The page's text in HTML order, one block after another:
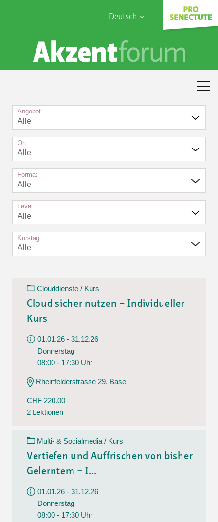
Deutsch
English
Français
Sophia Care
Angebot
Alle
Ort
Alle
Format
Alle
Level
Alle
Kurstag
Alle
Clouddienste / Kurs
Cloud sicher nutzen – Individueller
Kurs
01.01.26 - 31.12.26
Donnerstag
08:00 - 17:30 Uhr
Rheinfelderstrasse 29, Basel
CHF 220.00
2 Lektionen
Multi- & Socialmedia / Kurs
Vertiefen und Auffrischen von bisher
Gelerntem – I...
01.01.26 - 31.12.26
Donnerstag
08:00 - 17:30 Uhr